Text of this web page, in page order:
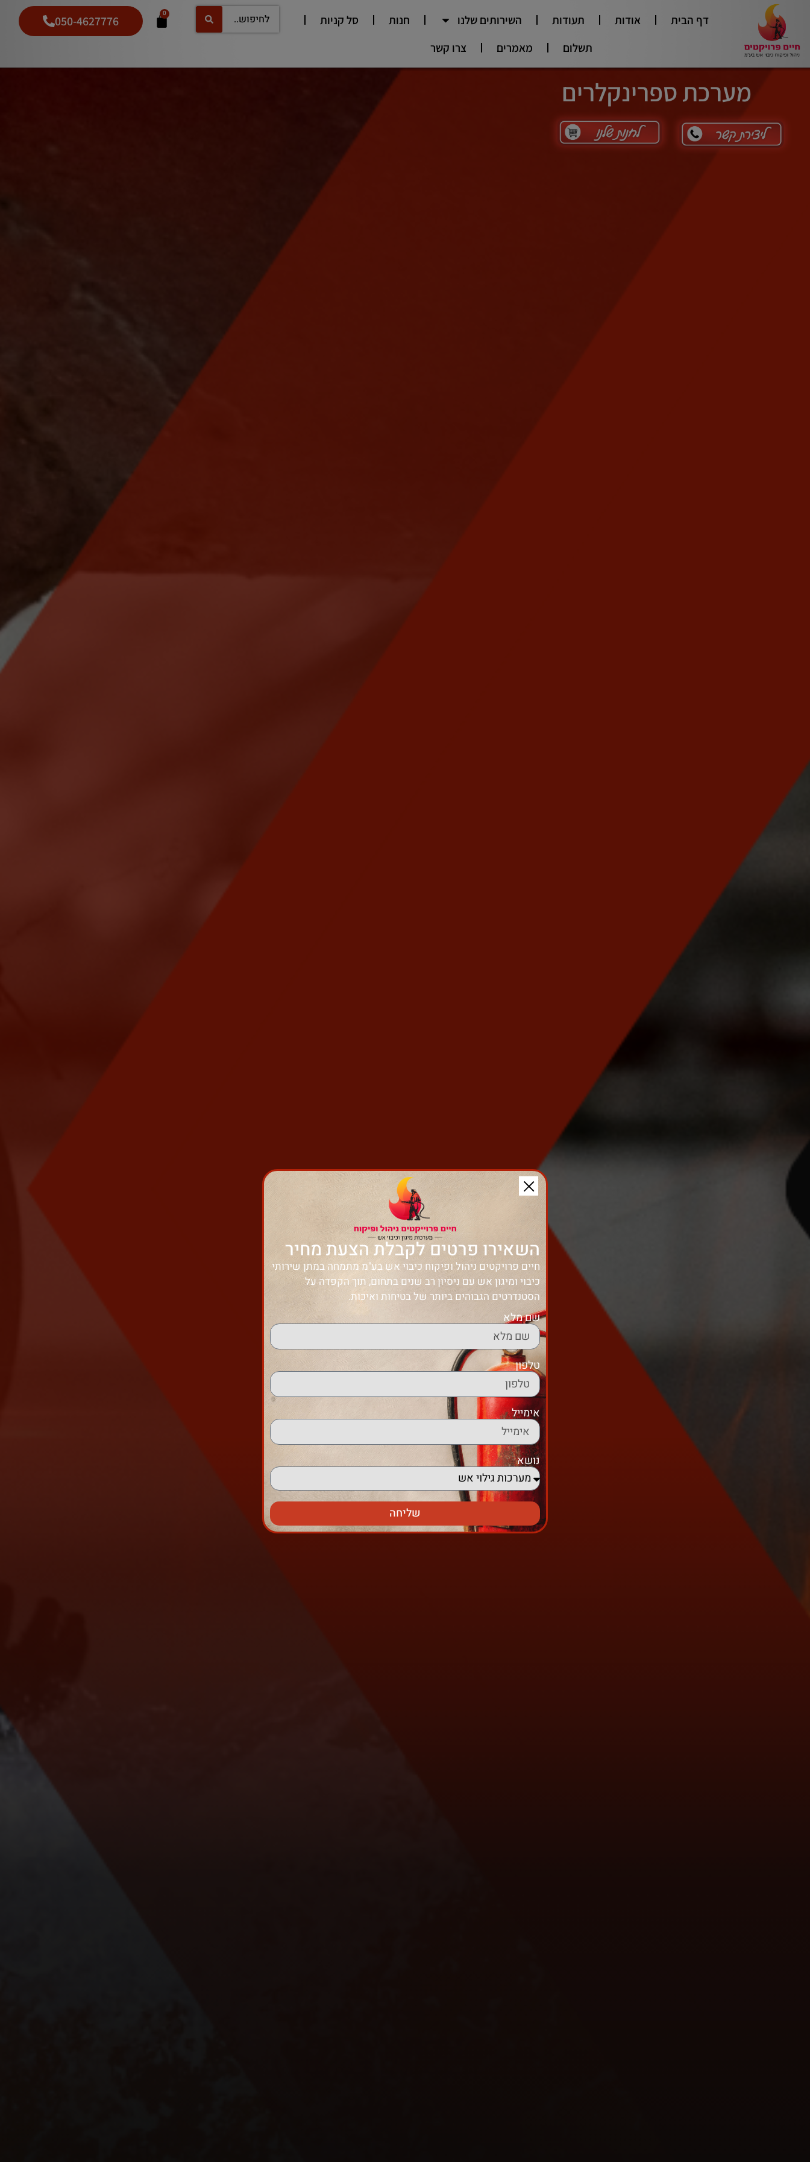
דף הבית אודות תעודות השירותים שלנו חנות
סל קניות
תשלום
מאמרים צרו קשר
0
050-4627776
מערכת ספרינקלרים
השאירו פרטים לקבלת הצעת מחיר
חיים פרויקטים ניהול ופיקוח כיבוי אש בע"מ מתמחה במתן שירותי
כיבוי ומיגון אש עם ניסיון רב שנים בתחום, תוך הקפדה על
הסטנדרטים הגבוהים ביותר של בטיחות ואיכות.
שם מלא
טלפון
אימייל
נושא
שליחה